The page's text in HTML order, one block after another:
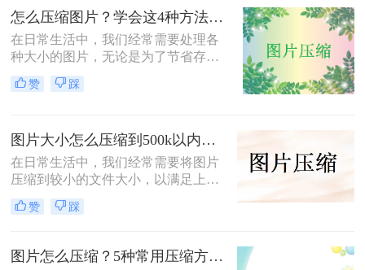
压缩照片500kb以内呢？本文将介绍
四种将照片压缩到500KB以内的方
法。
怎么压缩图片？学会这4种方法可以轻松压缩大小!
在日常生活中，我们经常需要处理各
种大小的图片，无论是为了节省存储
空间，还是为了加快网页加载速度，
压缩图片都是一个非常实用的技能。
赞 踩
图片大小怎么压缩到500k以内？分享四种常用压缩方法！
在日常生活中，我们经常需要将图片
压缩到较小的文件大小，以满足上
传、发送或存储的需求那么图片大小
怎么压缩到500k以内呢？本文将介绍
法。
赞 踩
图片怎么压缩？5种常用压缩方法详解！